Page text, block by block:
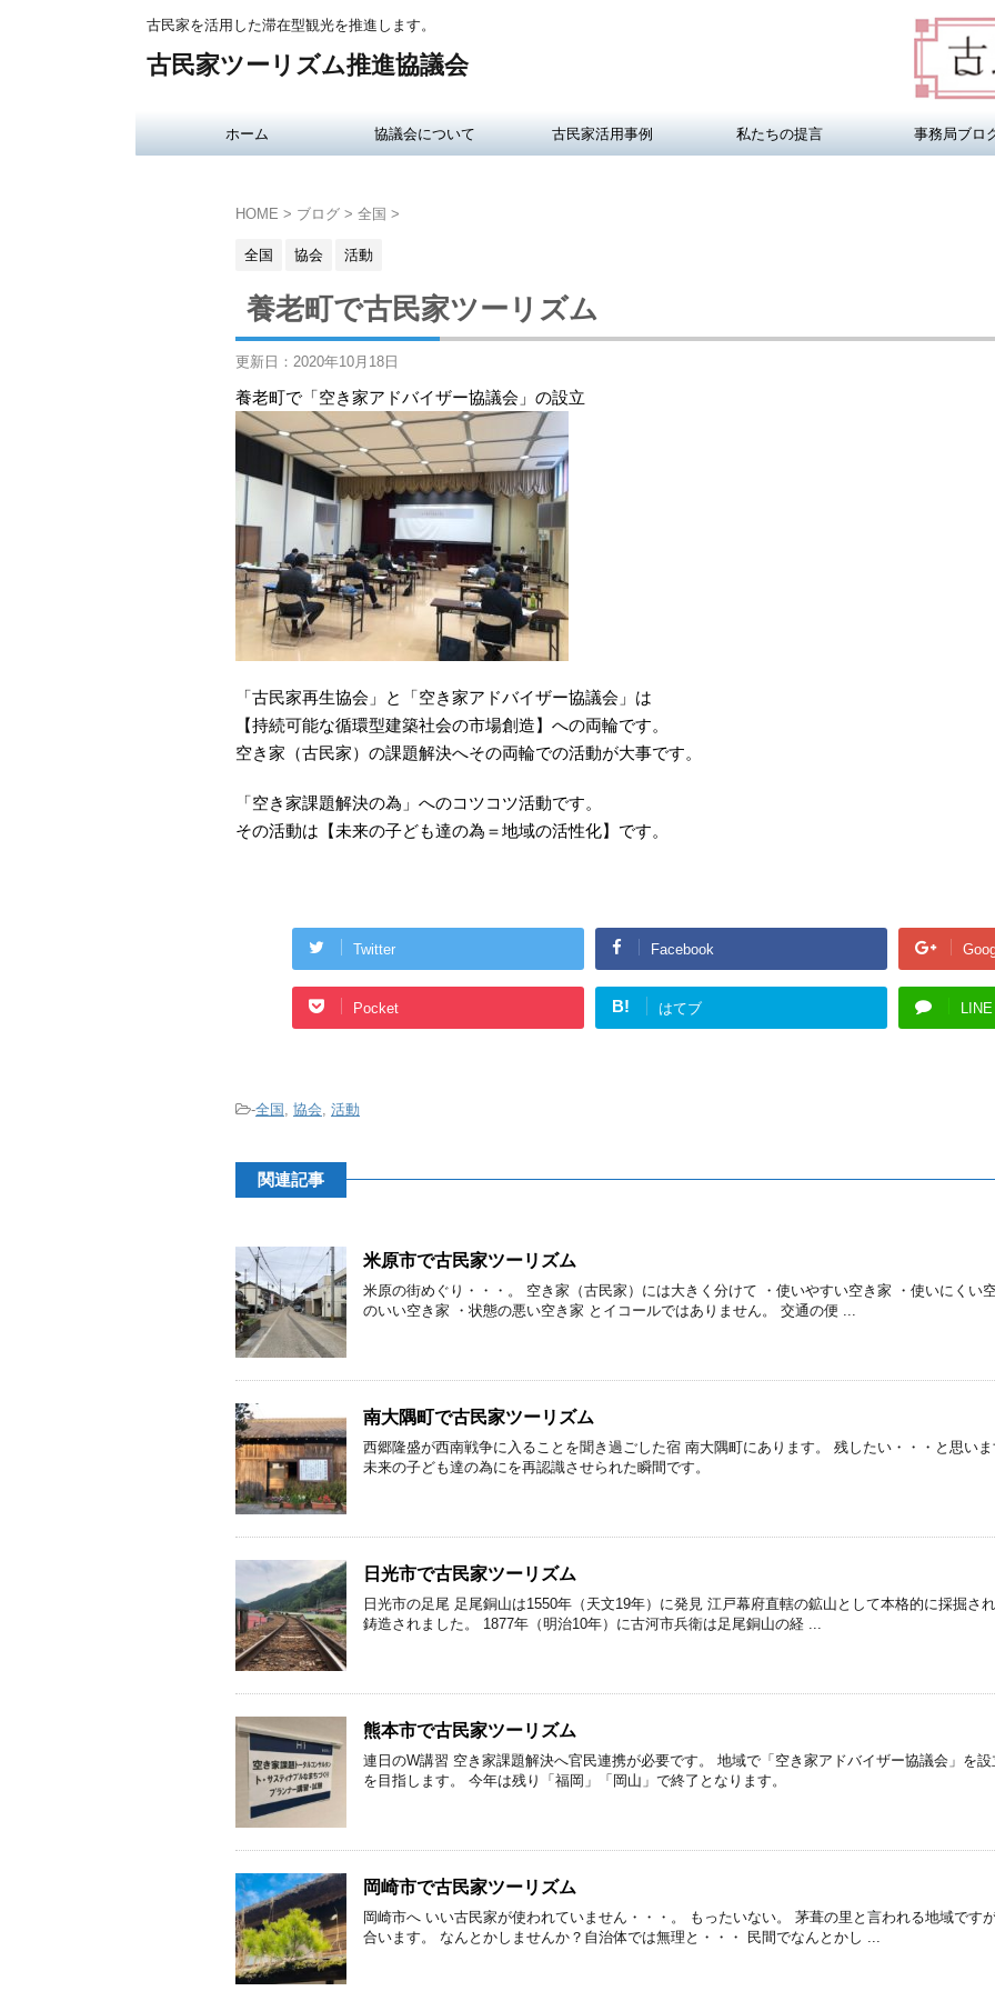
古民家を活用した滞在型観光を推進します。
古民家ツーリズム推進協議会
ホーム 協議会について 古民家活用事例 私たちの提言 事務局ブロ
HOME > ブログ > 全国 >
全国 協会 活動
養老町で古民家ツーリズム
更新日： 2020年10月18日
養老町で「空き家アドバイザー協議会」の設立
「古民家再生協会」と「空き家アドバイザー協議会」は
【持続可能な循環型建築社会の市場創造】への両輪です。
空き家（古民家）の課題解決へその両輪での活動が大事です。
「空き家課題解決の為」へのコツコツ活動です。
その活動は【未来の子ども達の為＝地域の活性化】です。
Twitter Facebook
Pocket B! はてブ LINE
-全国 , 協会, 活動
関連記事
米原市で古民家ツーリズム
米原の街めぐり・・・。 空き家（古民家）には大きく分けて ・使いやすい空き家 ・使いにくい
のいい空き家 ・状態の悪い空き家 とイコールではありません。 交通の便 ...
南大隅町で古民家ツーリズム
西郷隆盛が西南戦争に入ることを聞き過ごした宿 南大隅町にあります。 残したい・・・と思い
未来の子ども達の為にを再認識させられた瞬間です。
日光市で古民家ツーリズム
日光市の足尾 足尾銅山は1550年（天文19年）に発見 江戸幕府直轄の鉱山として本格的に採掘さ
鋳造されました。 1877年（明治10年）に古河市兵衛は足尾銅山の経 ...
熊本市で古民家ツーリズム
連日のW講習 空き家課題解決へ官民連携が必要です。 地域で「空き家アドバイザー協議会」を
を目指します。 今年は残り「福岡」「岡山」で終了となります。
岡崎市で古民家ツーリズム
岡崎市へ いい古民家が使われていません・・・。 もったいない。 茅葺の里と言われる地域です
合います。 なんとかしませんか？自治体では無理と・・・ 民間でなんとかし ...